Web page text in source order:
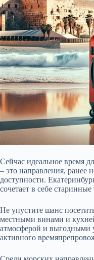
Сейчас идеальное время
– это направления, ранее
доступности.
сочетает в себе
Не упустите шанс
местными винами и
атмосферой и выгодными
активного